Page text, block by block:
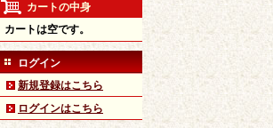
カートの中身
カートは空です。
ログイン
新規登録はこちら
ログインはこちら